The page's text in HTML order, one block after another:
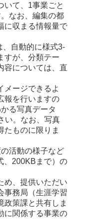
いて、1事業ごと
なお、編集の都
に収まる情報量で
すが、分類テー
容については、直
メージできるよ
報を行いますの
る写真データ
い。なお、写真
たものに限りま
活動の様子など
、200KBまで）の
め、提供いただい
事務局（生涯学習
政策課と共有しま
に関係する事業の